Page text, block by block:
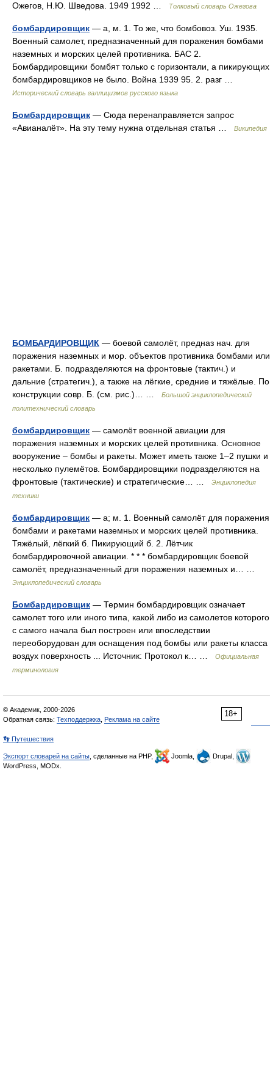
Ожегов, Н.Ю. Шведова. 1949 1992 …
Толковый словарь Ожегова
бомбардировщик — а, м. 1. То же, что бомбовоз. Уш. 1935.
Военный самолет, предназначенный для поражения бомбами
наземных и морских целей противника. БАС 2.
Бомбардировщики бомбят только с горизонтали, а пикирующих
бомбардировщиков не было. Война 1939 95. 2. разг …
Исторический словарь галлицизмов русского языка
Бомбардировщик — Сюда перенаправляется запрос
«Авианалёт». На эту тему нужна отдельная статья …
Википедия
БОМБАРДИРОВЩИК — боевой самолёт, предназ нач. для
поражения наземных и мор. объектов противника бомбами или
ракетами. Б. подразделяются на фронтовые (тактич.) и
дальние (стратегич.), а также на лёгкие, средние и тяжёлые. По
конструкции совр. Б. (см. рис.)… …
Большой энциклопедический
политехнический словарь
бомбардировщик — самолёт военной авиации для
поражения наземных и морских целей противника. Основное
вооружение – бомбы и ракеты. Может иметь также 1–2 пушки и
несколько пулемётов. Бомбардировщики подразделяются на
фронтовые (тактические) и стратегические… …
Энциклопедия
техники
бомбардировщик — а; м. 1. Военный самолёт для поражения
бомбами и ракетами наземных и морских целей противника.
Тяжёлый, лёгкий б. Пикирующий б. 2. Лётчик
бомбардировочной авиации. * * * бомбардировщик боевой
самолёт, предназначенный для поражения наземных и… …
Энциклопедический словарь
Бомбардировщик — Термин бомбардировщик означает
самолет того или иного типа, какой либо из самолетов которого
с самого начала был построен или впоследствии
переоборудован для оснащения под бомбы или ракеты класса
воздух поверхность ... Источник: Протокол к… …
Официальная
терминология
18+
© Академик, 2000-2026
Обратная связь: Техподдержка Реклама на сайте
👣 Путешествия
Экспорт словарей на сайты , сделанные на PHP, Joomla,
Drupal,
WordPress, MODx.